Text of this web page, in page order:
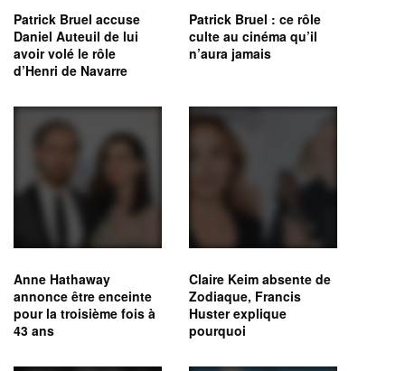
Patrick Bruel accuse
Daniel Auteuil de lui
avoir volé le rôle
d’Henri de Navarre
Patrick Bruel : ce rôle
culte au cinéma qu’il
n’aura jamais
Anne Hathaway
annonce être enceinte
pour la troisième fois à
43 ans
Claire Keim absente de
Zodiaque, Francis
Huster explique
pourquoi